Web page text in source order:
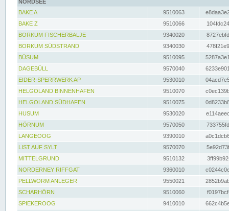
NORDSEE
BAKE A
9510063
BAKE Z
9510066
BORKUM FISCHERBALJE
9340020
BORKUM SÜDSTRAND
9340030
BÜSUM
9510095
DAGEBÜLL
9570040
EIDER-SPERRWERK AP
9530010
HELGOLAND BINNENHAFEN
9510070
HELGOLAND SÜDHAFEN
9510075
HUSUM
9530020
HÖRNUM
9570050
LANGEOOG
9390010
LIST AUF SYLT
9570070
MITTELGRUND
9510132
NORDERNEY RIFFGAT
9360010
PELLWORM ANLEGER
9550021
SCHARHÖRN
9510060
SPIEKEROOG
9410010